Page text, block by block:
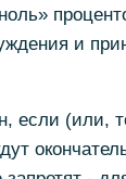
и
если (или,